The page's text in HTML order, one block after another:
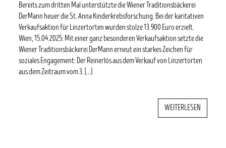
Bereits zum dritten Mal unterstützte die Wiener Traditionsbäckerei
DerMann heuer die St. Anna Kinderkrebsforschung. Bei der karitativen
Verkaufsaktion für Linzertorten wurden stolze 13.900 Euro erzielt.
Wien, 15.04.2025: Mit einer ganz besonderen Verkaufsaktion setzte die
Wiener Traditionsbäckerei DerMann erneut ein starkes Zeichen für
soziales Engagement: Der Reinerlös aus dem Verkauf von Linzertorten
aus dem Zeitraum vom 3. […]
WEITERLESEN